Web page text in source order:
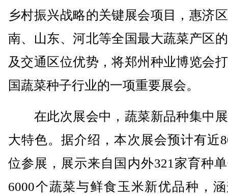
乡村振兴战略的关键展会项目，惠济
南、山东、河北等全国最大蔬菜产区
及交通区位优势，将郑州种业博览会
国蔬菜种子行业的一项重要展会。
在此次展会中，蔬菜新品种集中
大特色。据介绍，本次展会预计有近
位参展，展示来自国内外321家育种
6000个蔬菜与鲜食玉米新优品种，